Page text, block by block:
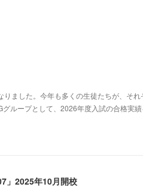
りました。今年も多くの生徒たちが、そ
ループとして、2026年度入試の合格実
」2025年10月開校